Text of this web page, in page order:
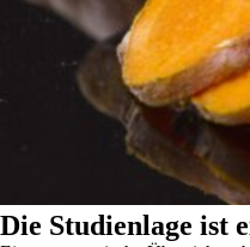
Die Studienlage ist